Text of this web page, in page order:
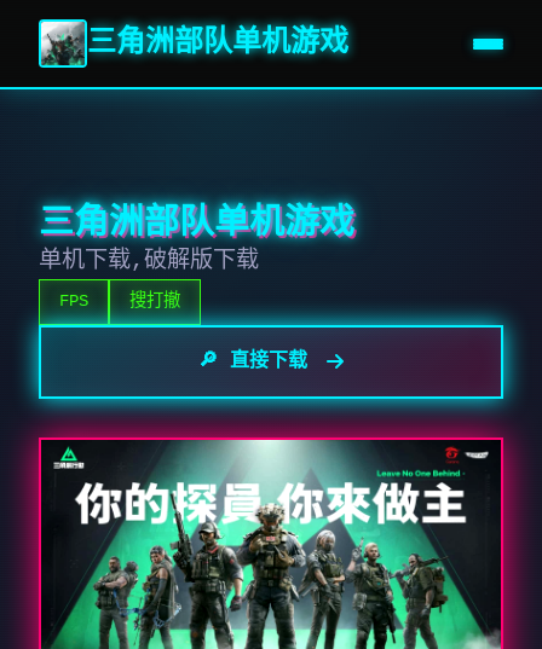
三角洲部队单机游戏
三角洲部队单机游戏
单机下载,破解版下载
FPS 搜打撤
🔎 直接下载